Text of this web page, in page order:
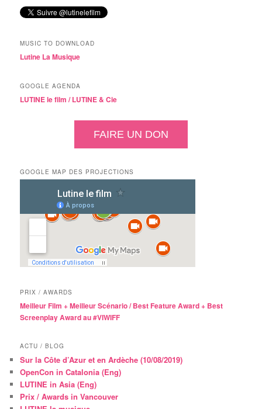
MUSIC TO DOWNLOAD
Lutine La Musique
GOOGLE AGENDA
LUTINE le film /LUTINE & Cie
FAIRE UN DON
GOOGLE MAP DES PROJECTIONS
PRIX / AWARDS
Meilleur Film + Meilleur Scénario / Best Feature Award + Best
Screenplay Award au #VIWIFF
ACTU / BLOG
Sur la Côte d’Azur et en Ardèche (10/08/2019)
OpenCon in Catalonia (Eng)
LUTINE in Asia (Eng)
Prix / Awards in Vancouver